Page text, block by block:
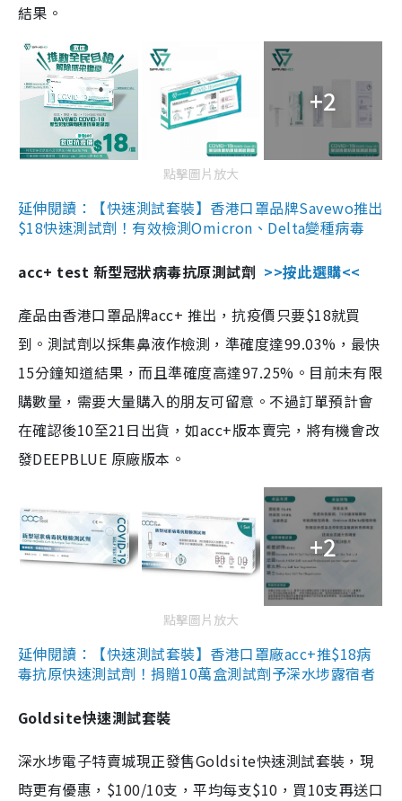
結果。
+2
點擊圖片放大
延伸閱讀：【快速測試套裝】香港口罩品牌Savewo推出
$18快速測試劑！有效檢測Omicron、Delta變種病毒
acc+ test 新型冠狀病毒抗原測試劑 >>按此選購<<
產品由香港口罩品牌acc+ 推出，抗疫價只要$18就買
到。測試劑以採集鼻液作檢測，準確度達99.03%，最快
15分鐘知道結果，而且準確度高達97.25%。目前未有限
購數量，需要大量購入的朋友可留意。不過訂單預計會
在確認後10至21日出貨，如acc+版本賣完，將有機會改
發DEEPBLUE 原廠版本。
+2
點擊圖片放大
延伸閱讀：【快速測試套裝】香港口罩廠acc+推$18病
毒抗原快速測試劑！捐贈10萬盒測試劑予深水埗露宿者
Goldsite快速測試套裝
深水埗電子特賣城現正發售Goldsite快速測試套裝，現
時更有優惠，$100/10支，平均每支$10，買10支再送口